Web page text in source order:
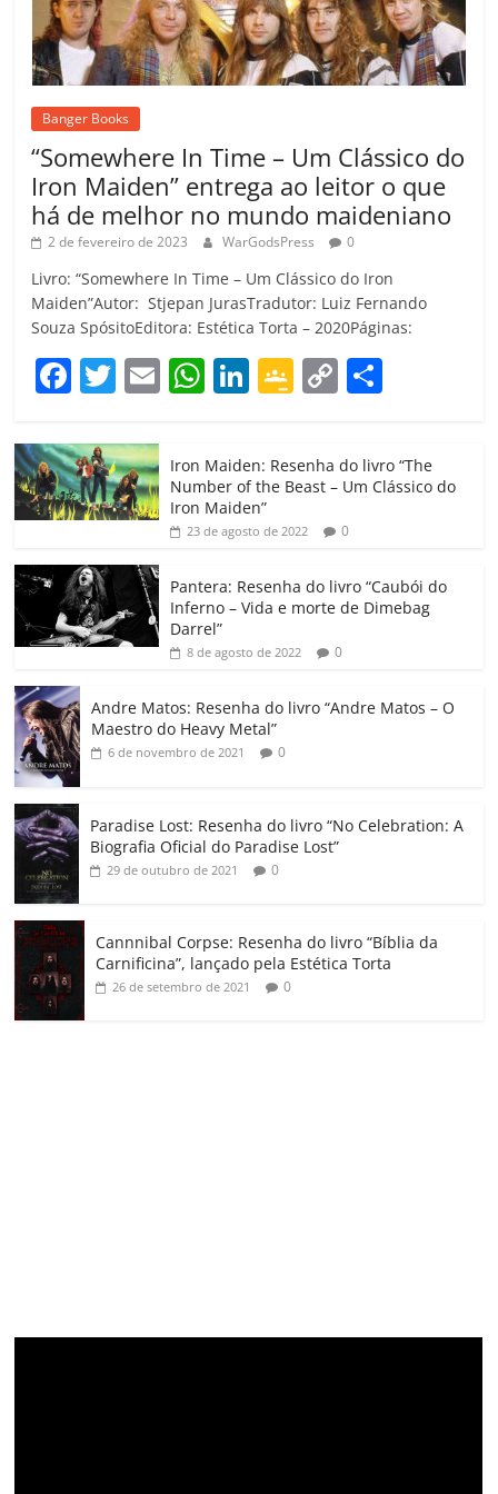
Banger Books
“Somewhere In Time – Um Clássico do
Iron Maiden” entrega ao leitor o que
há de melhor no mundo maideniano
2 de fevereiro de 2023 WarGodsPress 0
Livro: “Somewhere In Time – Um Clássico do Iron
Maiden”Autor: Stjepan JurasTradutor: Luiz Fernando
Souza SpósitoEditora: Estética Torta – 2020Páginas:
F
c
e
b
o
o
k
T
itt
er
E W
at
s
A
p
Li
e
dI
G
gl
e
Cl
a
ss
ro
o
C
p
y
Li
k
m
p
h
ar
Iron Maiden: Resenha do livro “The
Number of the Beast – Um Clássico do
Iron Maiden”
23 de agosto de 2022 0
Pantera: Resenha do livro “Caubói do
Inferno – Vida e morte de Dimebag
Darrel”
8 de agosto de 2022 0
Andre Matos: Resenha do livro “Andre Matos – O
Maestro do Heavy Metal”
6 de novembro de 2021 0
Paradise Lost: Resenha do livro “No Celebration: A
Biografia Oficial do Paradise Lost”
29 de outubro de 2021 0
Cannnibal Corpse: Resenha do livro “Bíblia da
Carnificina”, lançado pela Estética Torta
26 de setembro de 2021 0